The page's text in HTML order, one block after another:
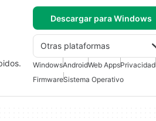
Descargar para Windows
Otras plataformas
WindowsAndroidWeb AppsPrivacidad
FirmwareSistema Operativo